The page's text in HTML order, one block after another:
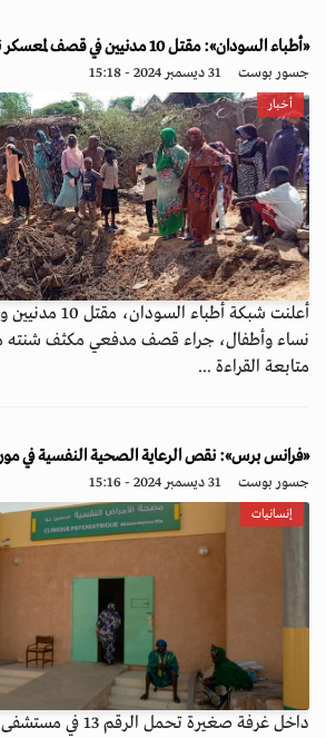
«أطباء السودان»: مقتل 10 مدنيين في قصف لمعسكر نازحين بدارفور
جسور بوست 31 ديسمبر 2024 - 15:18
أخبار
نساء وأطفال، جراء قصف مدفعي مكثف شنته
متابعة القراءة ...
«فرانس برس»: نقص الرعاية الصحية النفسية في
جسور بوست 31 ديسمبر 2024 - 15:16
إنسانيات
داخل غرفة صغيرة